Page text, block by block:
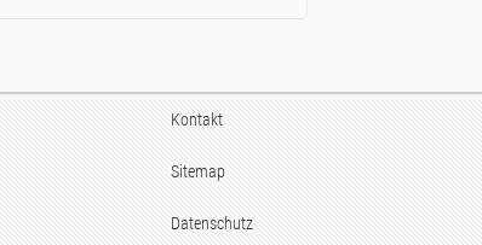
Kontakt
Sitemap
Datenschutz